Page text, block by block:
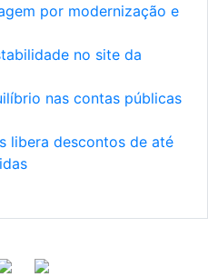
por modernização e
no site da
nas contas públicas
libera descontos de até